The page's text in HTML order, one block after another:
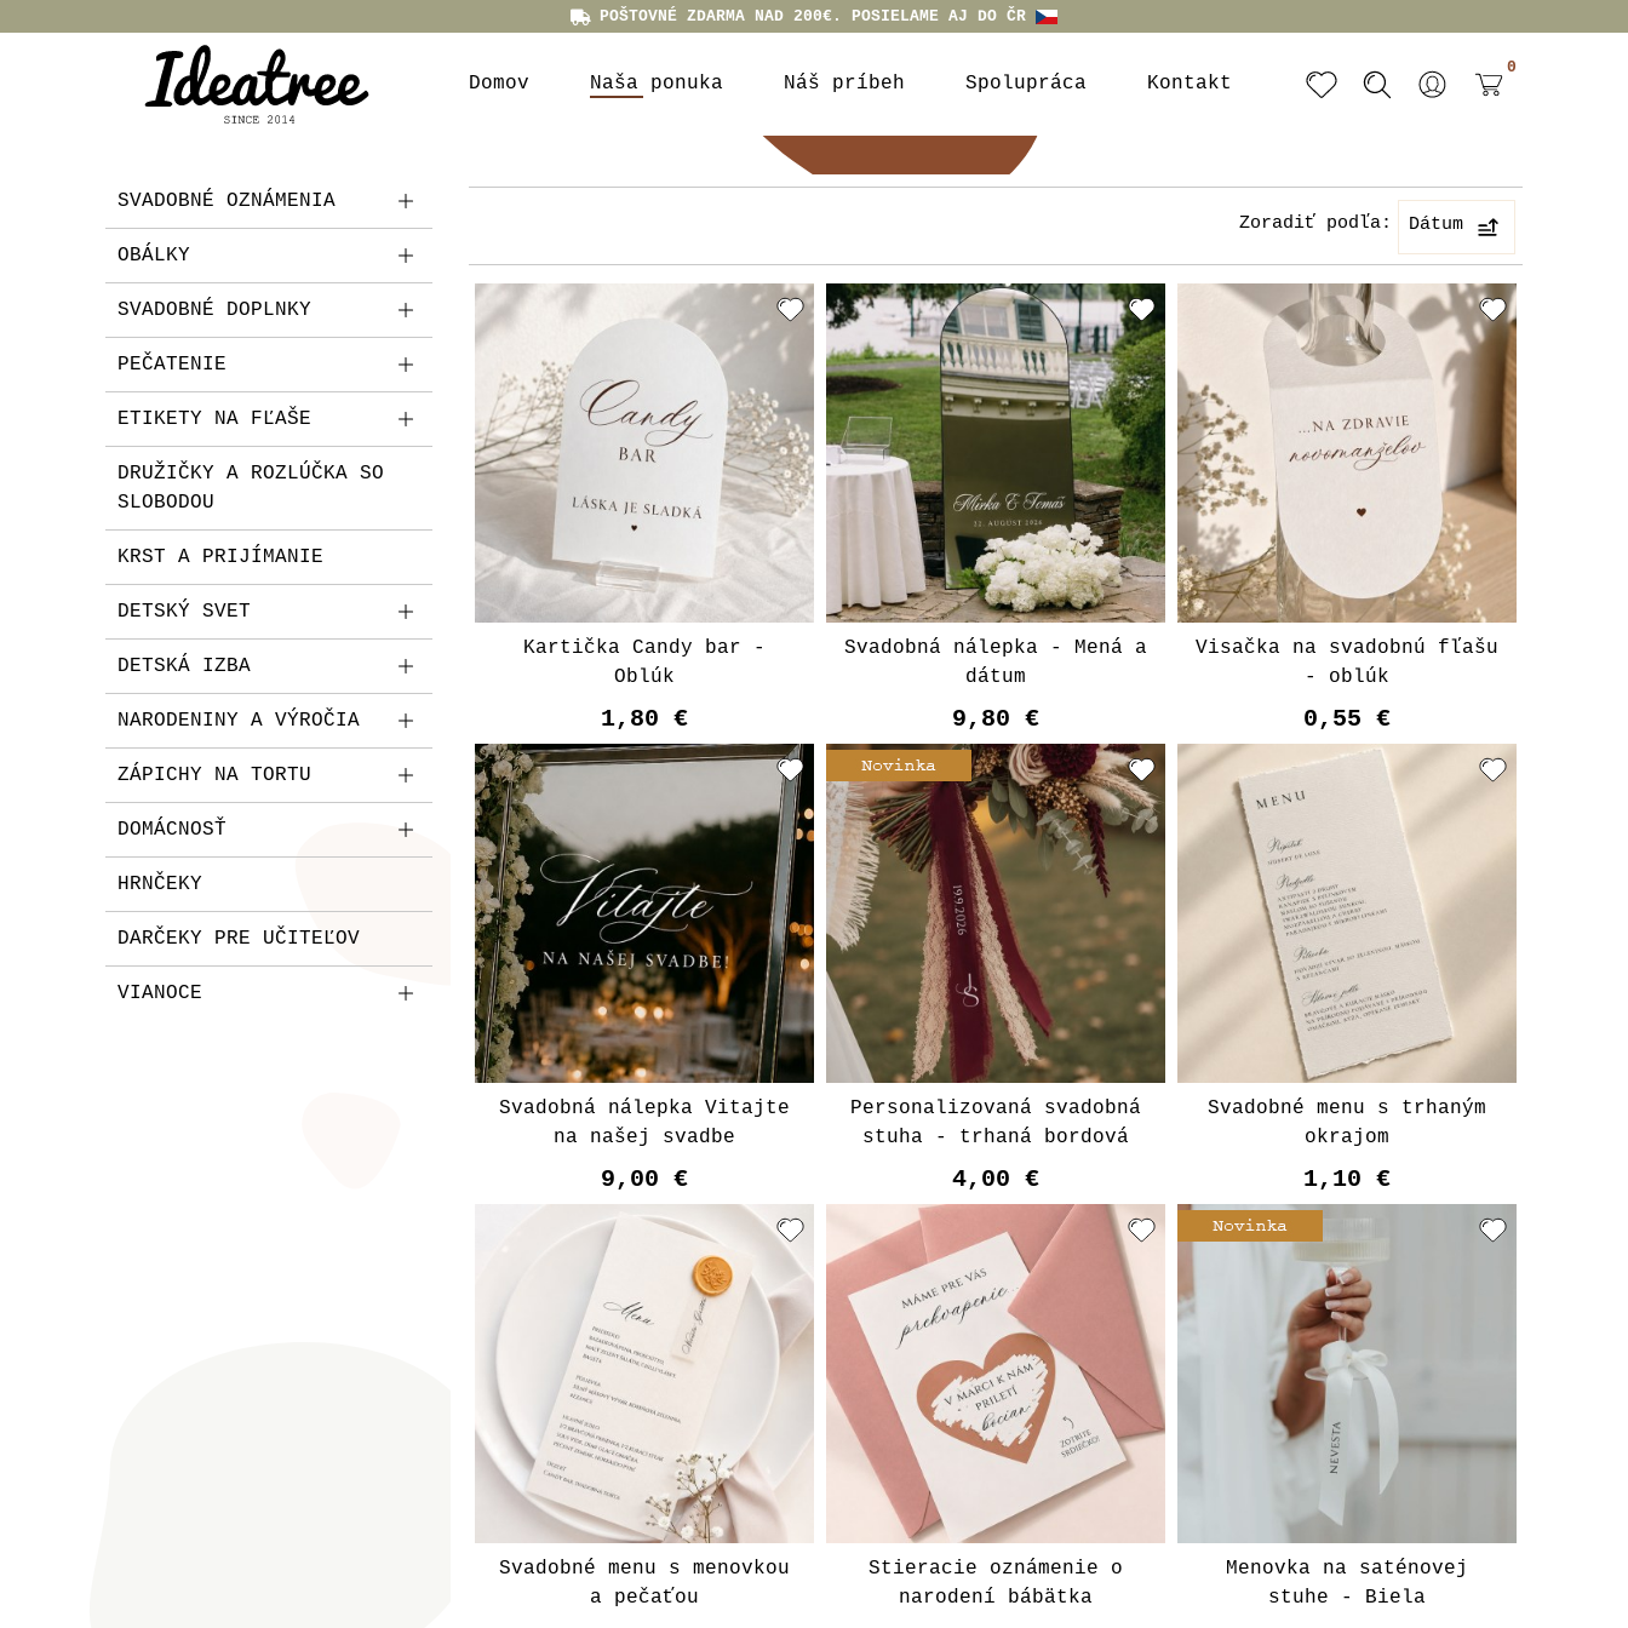
POŠTOVNÉ ZDARMA NAD 200€. POSIELAME AJ DO ČR
Domov Naša ponuka Náš príbeh Spolupráca Kontakt
0
SVADOBNÉ OZNÁMENIA
OBÁLKY
SVADOBNÉ DOPLNKY
PEČATENIE
ETIKETY NA FĽAŠE
DRUŽIČKY A ROZLÚČKA SO
SLOBODOU
KRST A PRIJÍMANIE
DETSKÝ SVET
DETSKÁ IZBA
NARODENINY A VÝROČIA
ZÁPICHY NA TORTU
DOMÁCNOSŤ
HRNČEKY
DARČEKY PRE UČITEĽOV
VIANOCE
Zoradiť podľa: Dátum
Kartička Candy bar -
Oblúk
1,80 €
Vyberte variant
Svadobná nálepka - Mená a
dátum
9,80 €
Vyberte variant
Visačka na svadobnú fľašu
- oblúk
0,55 €
Svadobná nálepka Vitajte
na našej svadbe
9,00 €
Vyberte variant
Personalizovaná svadobná
stuha - trhaná bordová
4,00 €
Vyberte variant
Svadobné menu s trhaným
okrajom
1,10 €
Svadobné menu s menovkou
a pečaťou
Stieracie oznámenie o
narodení bábätka
Menovka na saténovej
stuhe - Biela